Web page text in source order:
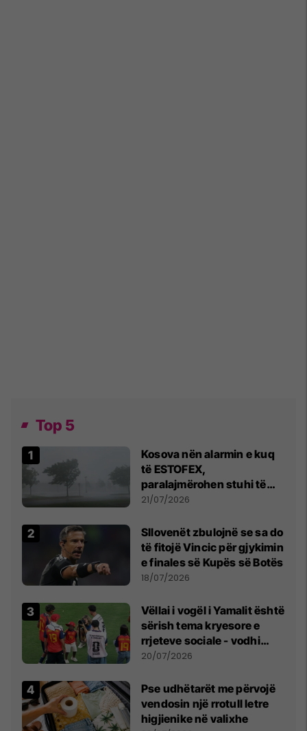
Top 5
Kosova nën alarmin e kuq
të ESTOFEX,
paralajmërohen stuhi të
fuqishme me breshër dhe
21/07/2026
Sllovenët zbulojnë se sa do
të fitojë Vincic për gjykimin
e finales së Kupës së Botës
18/07/2026
Vëllai i vogël i Yamalit është
sërish tema kryesore e
rrjeteve sociale - vodhi
vëmendjen pas finales së
20/07/2026
Pse udhëtarët me përvojë
vendosin një rrotull letre
higjienike në valixhe